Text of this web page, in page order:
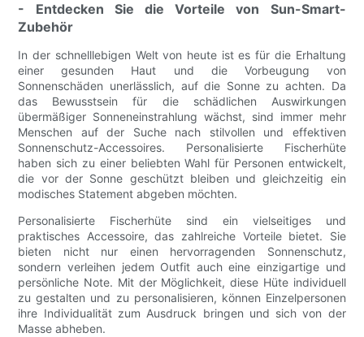
- Entdecken Sie die Vorteile von Sun-Smart-
Zubehör
In der schnelllebigen Welt von heute ist es für die Erhaltung
einer gesunden Haut und die Vorbeugung von
Sonnenschäden unerlässlich, auf die Sonne zu achten. Da
das Bewusstsein für die schädlichen Auswirkungen
übermäßiger Sonneneinstrahlung wächst, sind immer mehr
Menschen auf der Suche nach stilvollen und effektiven
Sonnenschutz-Accessoires. Personalisierte Fischerhüte
haben sich zu einer beliebten Wahl für Personen entwickelt,
die vor der Sonne geschützt bleiben und gleichzeitig ein
modisches Statement abgeben möchten.
Personalisierte Fischerhüte sind ein vielseitiges und
praktisches Accessoire, das zahlreiche Vorteile bietet. Sie
bieten nicht nur einen hervorragenden Sonnenschutz,
sondern verleihen jedem Outfit auch eine einzigartige und
persönliche Note. Mit der Möglichkeit, diese Hüte individuell
zu gestalten und zu personalisieren, können Einzelpersonen
ihre Individualität zum Ausdruck bringen und sich von der
Masse abheben.